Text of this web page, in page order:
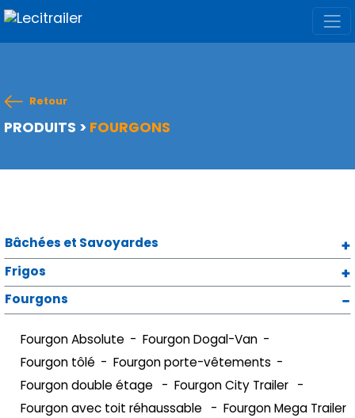
Retour
PRODUITS > FOURGONS
Bâchées et Savoyardes
Frigos
Fourgons
Fourgon Absolute
Fourgon Dogal-Van
Fourgon tôlé
Fourgon porte-vêtements
Fourgon double étage
Fourgon City Trailer
Fourgon avec toit réhaussable
Fourgon Mega Trailer